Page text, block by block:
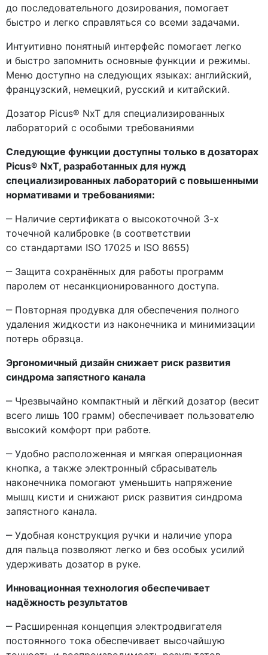
до последовательного дозирования, помогает
быстро и легко справляться со всеми задачами.
Интуитивно понятный интерфейс помогает легко
и быстро запомнить основные функции и режимы.
Меню доступно на следующих языках: английский,
французский, немецкий, русский и китайский.
Дозатор Picus® NxT для специализированных
лабораторий с особыми требованиями
Следующие функции доступны только в дозаторах
Picus® NхT, разработанных для нужд
специализированных лабораторий с повышенными
нормативами и требованиями:
‒ Наличие сертификата о высокоточной 3-х
точечной калибровке (в соответствии
со стандартами ISO 17025 и ISO 8655)
‒ Защита сохранённых для работы программ
паролем от несанкционированного доступа.
‒ Повторная продувка для обеспечения полного
удаления жидкости из наконечника и минимизации
потерь образца.
Эргономичный дизайн снижает риск развития
синдрома запястного канала
‒ Чрезвычайно компактный и лёгкий дозатор (весит
всего лишь 100 грамм) обеспечивает пользователю
высокий комфорт при работе.
‒ Удобно расположенная и мягкая операционная
кнопка, а также электронный сбрасыватель
наконечника помогают уменьшить напряжение
мышц кисти и снижают риск развития синдрома
запястного канала.
‒ Удобная конструкция ручки и наличие упора
для пальца позволяют легко и без особых усилий
удерживать дозатор в руке.
Инновационная технология обеспечивает
надёжность результатов
‒ Расширенная концепция электродвигателя
постоянного тока обеспечивает высочайшую